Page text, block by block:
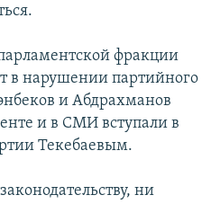
фракции
в нарушении партийного
и Абдрахманов
и в СМИ вступали в
Текебаевым.
ни